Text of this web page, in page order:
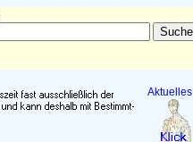
Aktuelles